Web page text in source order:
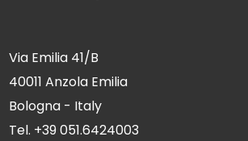
Via Emilia 41/B
40011 Anzola Emilia
Bologna - Italy
Tel. +39 051.6424003